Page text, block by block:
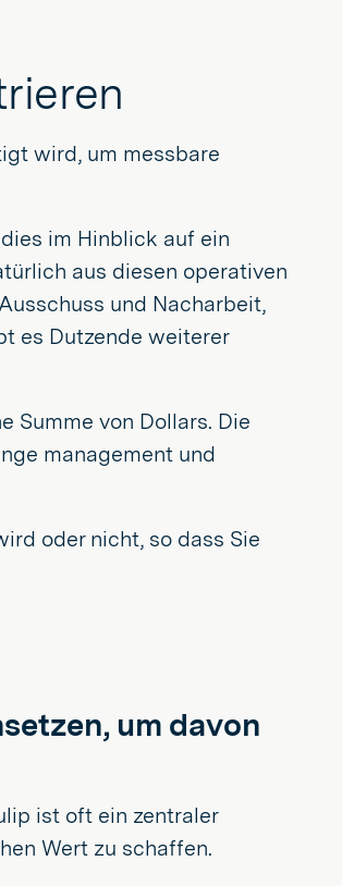
wird, um messbare
im Hinblick auf ein
aus diesen operativen
und Nacharbeit,
es Dutzende weiterer
Summe von Dollars. Die
management und
oder nicht, so dass Sie
um davon
ist oft ein zentraler
Wert zu schaffen.